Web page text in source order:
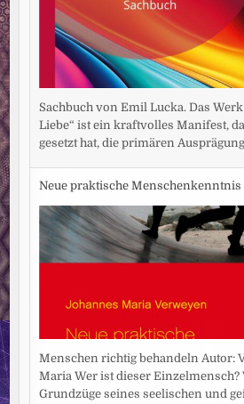
Sachbuch von Emil Lucka. Das
Liebe“ ist ein kraftvolles Manifest,
gesetzt hat, die primären
Neue praktische Menschenkenntnis
Menschen richtig behandeln Autor:
Maria Wer ist dieser Einzelmensch?
Grundzüge seines seelischen und